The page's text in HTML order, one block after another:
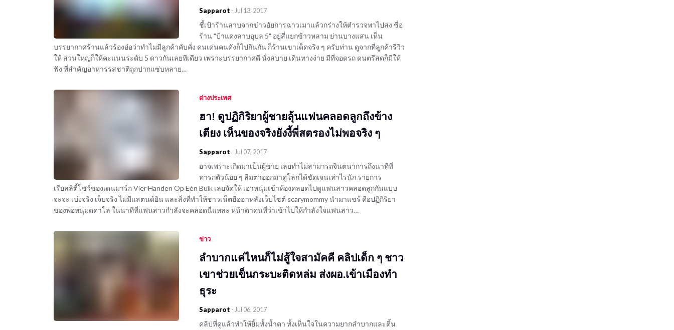
Sapparot - Jul 13, 2017
ชี้เป้าร้านลาบจากข่าวอัยการฉาวเมาแล้วกร่างให้ตำรวจพาไปส่ง ชื่อ
ร้าน "ป้าแดงลาบอุบล 5" อยู่สี่แยกข้าวหลาม ย่านบางแสน เห็น
บรรยากาศร้านแล้วร้องอ๋อว่าทำไมมีลูกค้าคับคั่ง คนเด่นคนดังก็ไปกินกัน ก็ร้านเขาเด็ดจริง ๆ ครับท่าน ดูจากที่ลูกค้ารีวิว
ให้ ส่วนใหญ่ก็ให้คะแนนระดับ 5 ดาวกันเลยทีเดียว เพราะบรรยากาศดี นั่งสบาย เดินทางง่าย มีที่จอดรถ ดนตรีสดก็มีให้
ฟัง ที่สำคัญอาหารรสชาติถูกปากแซ่บหลาย…
ต่างประเทศ
ฮา! ดูปฏิกิริยาผู้ชายลุ้นแฟนคลอดลูกถึงข้าง
เตียง เห็นของจริงยังงี้พี่สตรองไม่พอจริง ๆ
Sapparot - Jul 07, 2017
อาจเพราะเกิดมาเป็นผู้ชาย เลยทำไม่สามารถจินตนาการถึงนาทีที่
ทารกตัวน้อย ๆ ลืมตาออกมาดูโลกได้ชัดเจนเท่าไรนัก รายการ
เรียลลิตี้โชว์ของเดนมาร์ก Vier Handen Op Eén Buik เลยจัดให้ เอาหนุ่มเข้าห้องคลอดไปดูแฟนสาวคลอดลูกกันแบบ
จะจะ เบ่งจริง เจ็บจริง ไม่มีแสตนด์อิน และสิ่งที่ทำให้ชาวเน็ตฮือฮาหลังเว็บไซต์ scarymommy นำมาแชร์ คือปฏิกิริยา
ของพ่อหนุ่มดดาโล ในนาทีที่แฟนสาวกำลังจะคลอดนี่แหละ หน้าตาคนที่ว่าเข้าไปให้กำลังใจแฟนสาว…
ข่าว
ลำบากแค่ไหนก็ไม่สู้ใจสามัคคี คลิปเด็ก ๆ ชาว
เขาช่วยเข็นกระบะติดหล่ม ส่งผอ.เข้าเมืองทำ
ธุระ
Sapparot - Jul 06, 2017
คลิปที่ดูแล้วทำให้ยิ้มทั้งน้ำตา ทั้งเห็นใจในความยากลำบากและติ้น